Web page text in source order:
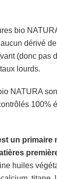
bio
dérivé
(donc pas
lourds.
NATURA
100%
un primaire
huiles